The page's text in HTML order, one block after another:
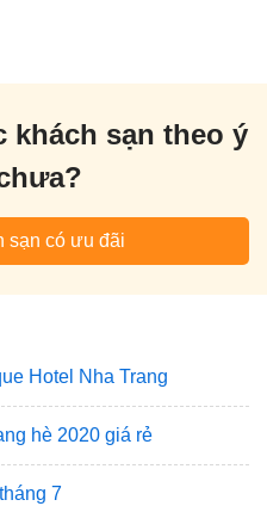
khách sạn theo ý
sạn có ưu đãi
Hotel Nha Trang
hè 2020 giá rẻ
7